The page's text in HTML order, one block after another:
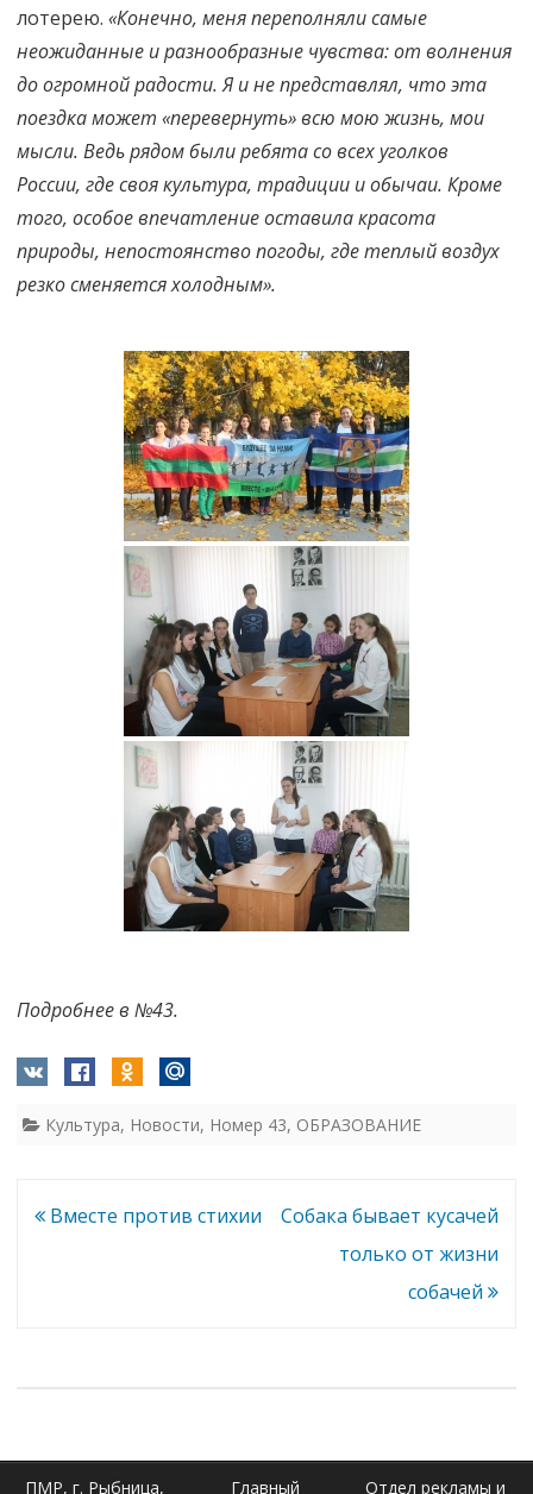
лотерею. «Конечно, меня переполняли самые
неожиданные и разнообразные чувства: от волнения
до огромной радости. Я и не представлял, что эта
поездка может «перевернуть» всю мою жизнь, мои
мысли. Ведь рядом были ребята со всех уголков
России, где своя культура, традиции и обычаи. Кроме
того, особое впечатление оставила красота
природы, непостоянство погоды, где теплый воздух
резко сменяется холодным».
Подробнее в №43.
Культура, Новости, Номер 43, ОБРАЗОВАНИЕ
Навигация
Вместе против стихии
Собака бывает кусачей
только от жизни
собачей
ПМР, г. Рыбница, Главный Отдел рекламы и